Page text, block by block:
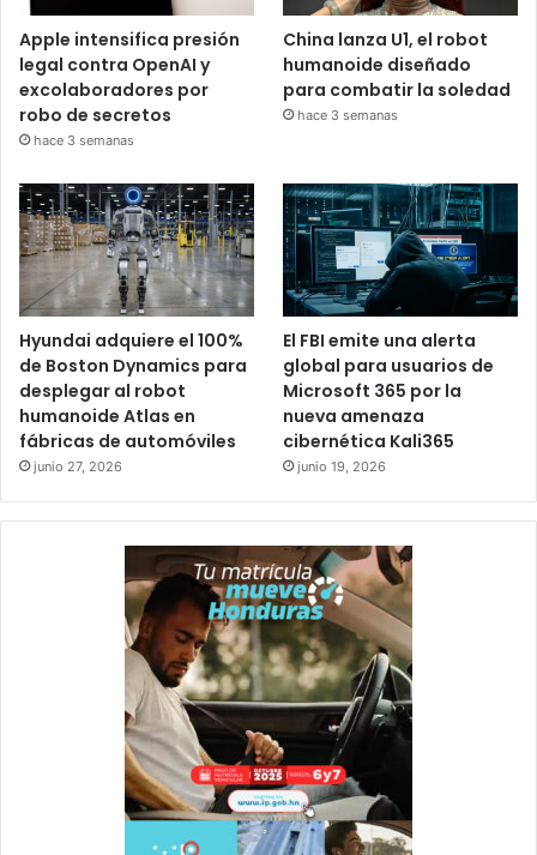
Apple intensifica presión
legal contra OpenAI y
excolaboradores por
robo de secretos
hace 3 semanas
China lanza U1, el robot
humanoide diseñado
para combatir la soledad
hace 3 semanas
Hyundai adquiere el 100%
de Boston Dynamics para
desplegar al robot
humanoide Atlas en
fábricas de automóviles
junio 27, 2026
El FBI emite una alerta
global para usuarios de
Microsoft 365 por la
nueva amenaza
cibernética Kali365
junio 19, 2026